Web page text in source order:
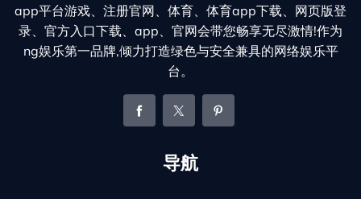
app平台游戏、注册官网、体育、体育app下载、网页版登
录、官方入口下载、app、官网会带您畅享无尽激情!作为
ng娱乐第一品牌,倾力打造绿色与安全兼具的网络娱乐平
台。
导航